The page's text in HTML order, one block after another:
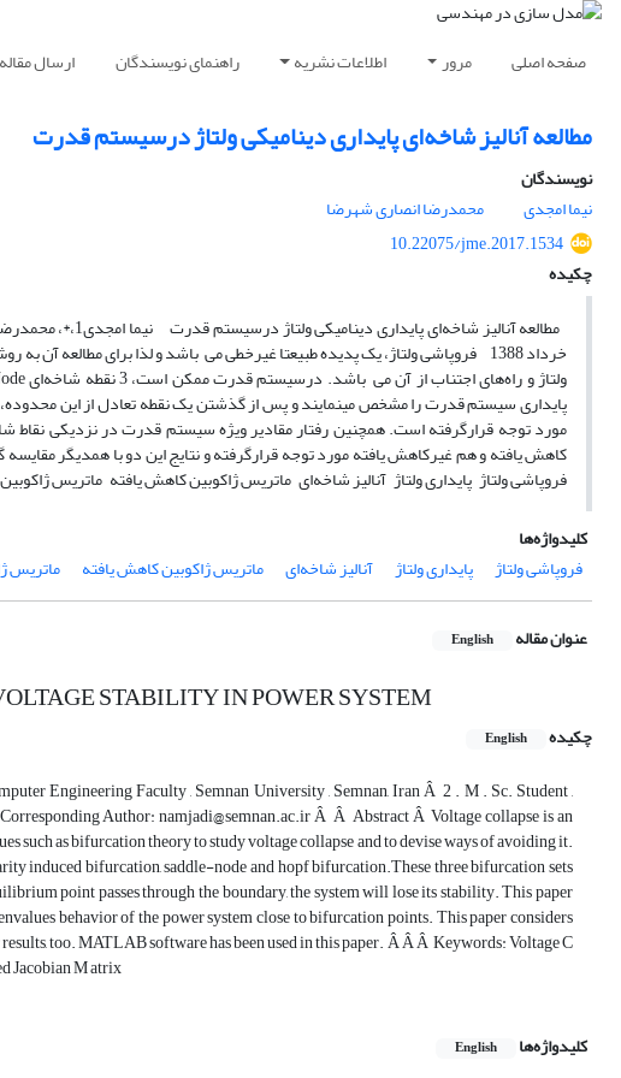
صفحه اصلی مرور اطلاعات نشریه راهنمای نویسندگان ارسال مقاله
مطالعه آنالیز شاخه‌ای پایداری دینامیکی ولتاژ درسیستم قدرت
نویسندگان
نیما امجدی
محمدرضا انصاری شهرضا
10.22075/jme.2017.1534
چکیده
خرداد 1388 فروپاشی ولتاژ، یک پدیده طبیعتا غیرخطی می ‌ باشد و لذا برای
پایداری سیستم قدرت را مشخص می‏نمایند و پس از گذشتن یک نقطه تعادل از این
مورد توجه قرارگرفته است. همچنین رفتار مقادیر ویژه سیستم قدرت در نزدیکی نقاط
فروپاشی ولتاژ پایداری ولتاژ آنالیز شاخه‌ای ماتریس ژاکوبین کاهش یافته ماتریس
کلیدواژه‌ها
فروپاشی ولتاژ
پایداری ولتاژ آنالیز شاخه‌ای ماتریس ژاکوبین کاهش یافته ماتریس
عنوان مقاله English
STABILITY IN POWER SYSTEM
چکیده English
Engineering Faculty , Semnan University , Semnan, Iran Â 2 . M . Sc. Student ,
Author: namjadi@semnan.ac.ir Â Â Abstract Â Voltage collapse is an
such as bifurcation theory to study voltage collapse and to devise ways of avoiding it.
induced bifurcation, saddle-node and hopf bifurcation.These three bifurcation sets
point passes through the boundary, the system will lose its stability. This paper
behavior of the power system close to bifurcation points. This paper considers
too. MATLAB software has been used in this paper. Â Â Â Keywords: Voltage C
Jacobian M atrix
کلیدواژه‌ها English